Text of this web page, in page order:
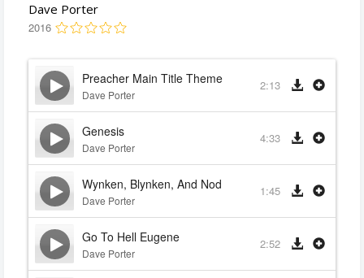
Dave Porter
2016
Preacher Main Title Theme
Dave Porter
2:13
Genesis
Dave Porter
4:33
Wynken, Blynken, And Nod
Dave Porter
1:45
Go To Hell Eugene
Dave Porter
2:52